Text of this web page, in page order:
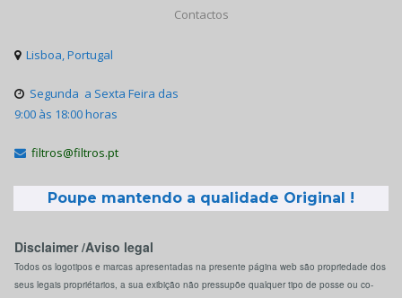
Contactos
 Lisboa, Portugal
 Segunda a Sexta Feira das
9:00 às 18:00 horas
 filtros@filtros.pt
Poupe mantendo a qualidade Original !
Disclaimer /Aviso legal
Todos os logotipos e marcas apresentadas na presente página web são propriedade dos
seus legais propriétarios, a sua exibição não pressupõe qualquer tipo de posse ou co-